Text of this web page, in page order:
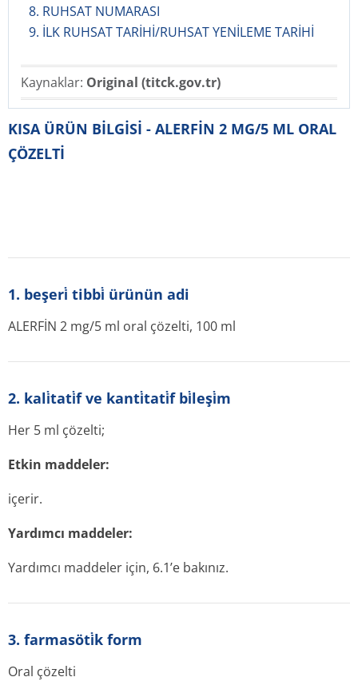
8. RUHSAT NUMARASI
9. İLK RUHSAT TARİHİ/RUHSAT YENİLEME TARİHİ
Kaynaklar: Original (titck.gov.tr)
KISA ÜRÜN BİLGİSİ - ALERFİN 2 MG/5 ML ORAL
ÇÖZELTİ
1. beşeri̇ tibbi̇ ürünün adi
ALERFİN 2 mg/5 ml oral çözelti, 100 ml
2. kali̇tati̇f ve kanti̇tati̇f bi̇leşi̇m
Her 5 ml çözelti;
Etkin maddeler:
içerir.
Yardımcı maddeler:
Yardımcı maddeler için, 6.1’e bakınız.
3. farmasöti̇k form
Oral çözelti